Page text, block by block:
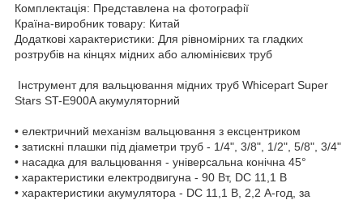
Комплектація: Представлена на фотографії
Країна-виробник товару: Китай
Додаткові характеристики: Для рівномірних та гладких
розтрубів на кінцях мідних або алюмінієвих труб
Інструмент для вальцювання мідних труб Whicepart Super
Stars ST-E900A акумуляторний
• електричний механізм вальцювання з ексцентриком
• затискні плашки під діаметри труб - 1/4", 3/8", 1/2", 5/8", 3/4"
• насадка для вальцювання - універсальна конічна 45°
• характеристики електродвигуна - 90 Вт, DC 11,1 В
• характеристики акумулятора - DC 11,1 В, 2,2 А-год, за